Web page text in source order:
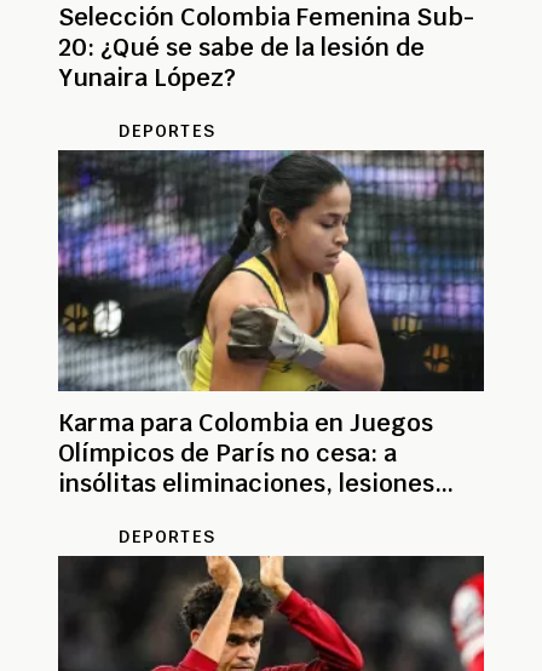
Selección Colombia Femenina Sub-
20: ¿Qué se sabe de la lesión de
Yunaira López?
DEPORTES
Karma para Colombia en Juegos
Olímpicos de París no cesa: a
insólitas eliminaciones, lesiones
DEPORTES